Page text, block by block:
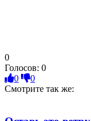
0
Голосов: 0
0
0
Смотрите так же: